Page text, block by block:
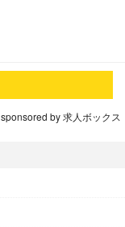
sponsored by 求人ボックス